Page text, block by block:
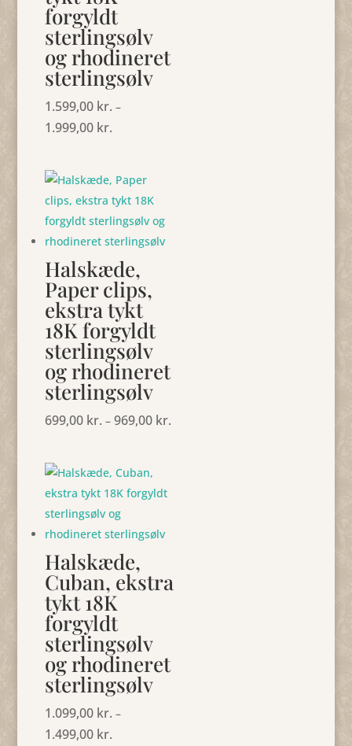
forgyldt
sterlingsølv
og rhodineret
sterlingsølv
1.599,00 kr. –
1.999,00 kr.
1.999,00 kr.
Halskæde,
Paper clips,
ekstra tykt
18K forgyldt
sterlingsølv
og rhodineret
sterlingsølv
699,00 kr. – 969,00 kr.
Halskæde,
Cuban, ekstra
tykt 18K
forgyldt
sterlingsølv
og rhodineret
sterlingsølv
1.099,00 kr. –
1.499,00 kr.